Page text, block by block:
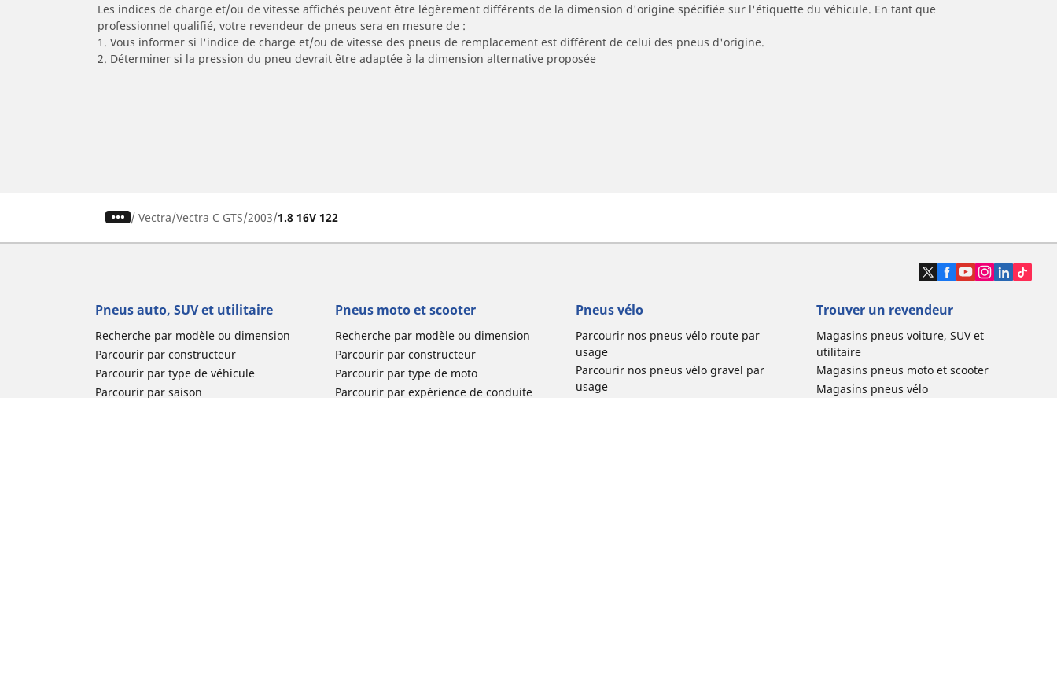
Les indices de charge et/ou de vitesse affichés peuvent être légèrement différents de la dimension d'origine spécifiée sur l'étiquette du véhicule. En tant que
professionnel qualifié, votre revendeur de pneus sera en mesure de :
1. Vous informer si l'indice de charge et/ou de vitesse des pneus de remplacement est différent de celui des pneus d'origine.
2. Déterminer si la pression du pneu devrait être adaptée à la dimension alternative proposée
/ Vectra Vectra C GTS 2003 1.8 16V 122
Pneus auto, SUV et utilitaire
Recherche par modèle ou dimension
Parcourir par constructeur
Parcourir par type de véhicule
Parcourir par saison
Pneus moto et scooter
Recherche par modèle ou dimension
Parcourir par constructeur
Parcourir par type de moto
Parcourir par expérience de conduite
Pneus vélo
Parcourir nos pneus vélo route par
usage
Parcourir nos pneus vélo gravel par
usage
Trouver un revendeur
Magasins pneus voiture, SUV et
utilitaire
Magasins pneus moto et scooter
Magasins pneus vélo